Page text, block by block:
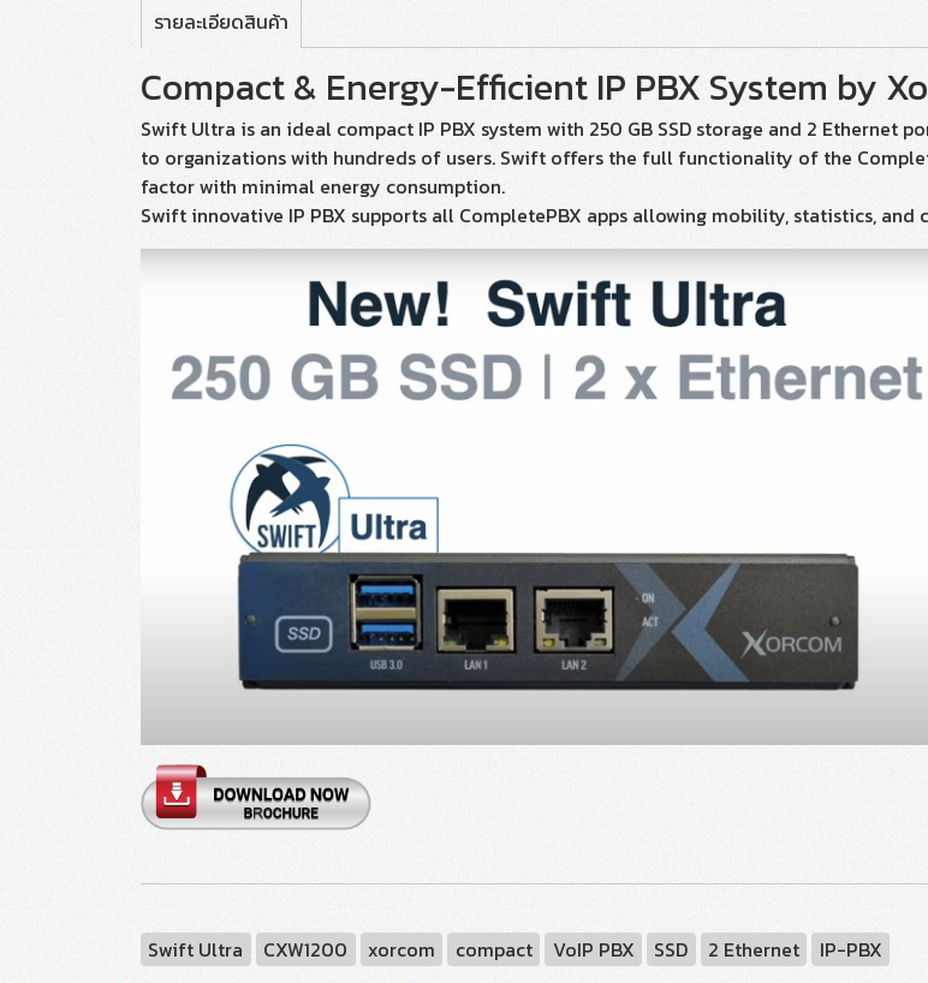
รายละเอียดสินค้า
Compact & Energy-Efficient IP PBX System by
Swift Ultra is an ideal compact IP PBX system with 250 GB SSD storage and 2 Ethernet
to organizations with hundreds of users. Swift offers the full functionality of the
factor with minimal energy consumption.
Swift innovative IP PBX supports all CompletePBX apps allowing mobility, statistics,
Swift Ultra CXW1200 xorcom compact VoIP PBX SSD 2 Ethernet IP-PBX